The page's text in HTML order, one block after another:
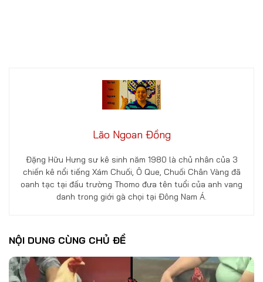
Lão Ngoan Đồng
Đặng Hữu Hưng sư kê sinh năm 1980 là chủ nhân của 3
chiến kê nổi tiếng Xám Chuối, Ô Que, Chuối Chân Vàng đã
oanh tạc tại đấu trường Thomo đưa tên tuổi của anh vang
danh trong giới gà chọi tại Đông Nam Á.
NỘI DUNG CÙNG CHỦ ĐỀ